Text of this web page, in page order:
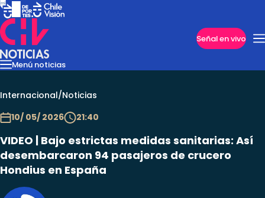
Señal en vivo
Menú noticias
InternacionalReportajesCazanoticiasEconomíaCasos
Internacional/Noticias
10/ 05/ 2026
21:40
VIDEO | Bajo estrictas medidas sanitarias: Así
desembarcaron 94 pasajeros de crucero
Hondius en España
Imperdibles